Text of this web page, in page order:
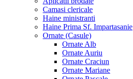
Camasi clericale
Haine ministranti
Haine Prima Sf. Impartasanie
Ornate (Casule)
Ornate Alb
Ornate Auriu
Ornate Craciun
Ornate Mariane